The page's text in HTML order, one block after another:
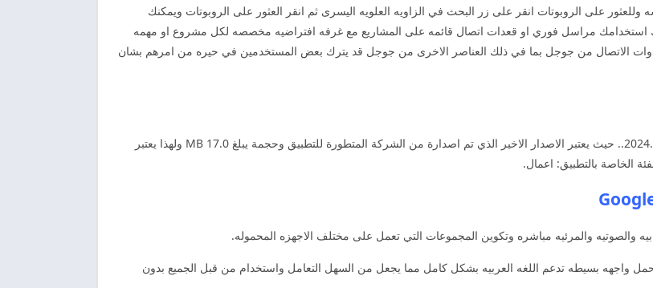
على الروبوتات انقر على زر البحث في الزاويه العلويه اليسرى ثم انقر العثور على الروبوتات ويمكنك
استخدامك مراسل فوري او قعدات اتصال قائمه على المشاريع مع غرفه افتراضيه مخصصه لكل مشروع او مهمه
ادوات الاتصال من جوجل بما في ذلك العناصر الاخرى من جوجل قد يترك بعض المستخدمين في حيره من امرهم بشان
حيث يعد اخر اصدار من برنامج اومى تى في هو2024.03.17.616657151.. حيث يعتبر الاصدار الاخير الذي تم اصدارة من الشركة المتطورة للتطبيق وحجمة يبلغ 17.0 MB ولهذا يعتبر
الخاصة بالتطبيق: اعمال.
والصوتيه والمرئيه مباشره وتكوين المجموعات التي تعمل على مختلف الاجهزه المحموله.
واجهه بسيطه تدعم اللغه العربيه بشكل كامل مما يجعل من السهل التعامل واستخدام من قبل الجميع بدون